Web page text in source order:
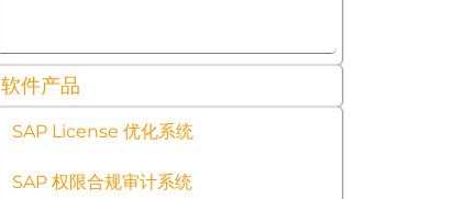
软件产品
SAP License 优化系统
SAP 权限合规审计系统